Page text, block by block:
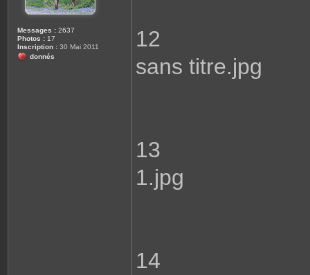
Messages : 2637
Photos : 17
Inscription : 30 Mai 2011
donnés
12
sans titre.jpg
13
1.jpg
14